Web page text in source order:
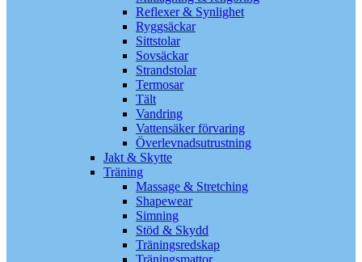
Reflexer & Synlighet
Ryggsäckar
Sittstolar
Sovsäckar
Strandstolar
Termosar
Tält
Vandring
Vattensäker förvaring
Överlevnadsutrustning
Jakt & Skytte
Träning
Massage & Stretching
Shapewear
Simning
Stöd & Skydd
Träningsredskap
Träningsmattor